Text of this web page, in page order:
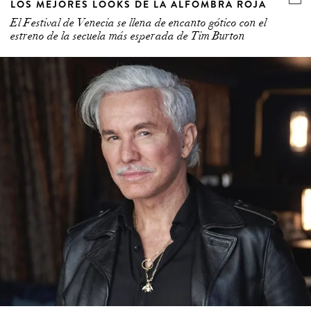
LOS MEJORES LOOKS DE LA ALFOMBRA ROJA
El Festival de Venecia se llena de encanto gótico con el
estreno de la secuela más esperada de Tim Burton